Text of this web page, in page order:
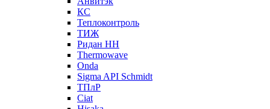
КС
Теплоконтроль
ТИЖ
Ридан НН
Thermowave
Onda
Sigma API Schmidt
ТПлР
Ciat